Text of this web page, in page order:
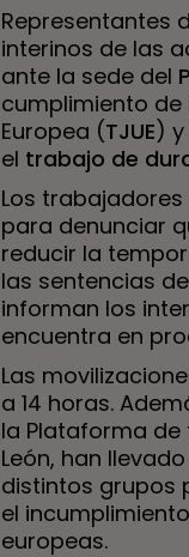
Representantes
interinos de las
ante la sede del
cumplimiento de
Europea (TJUE)
el trabajo de
Los
para denunciar
reducir la
las sentencias
informan los
encuentra en
Las
a 14 horas.
la Plataforma
León, han
distintos grupos
el
europeas.